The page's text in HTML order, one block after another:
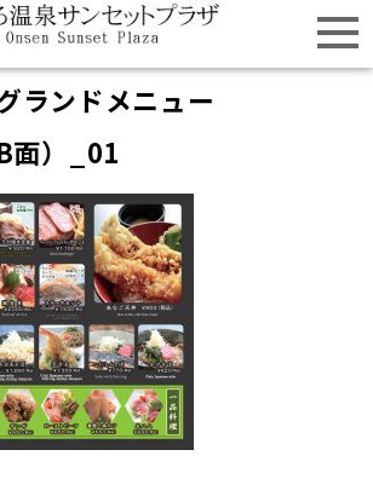
ランドメニュー
面）_01